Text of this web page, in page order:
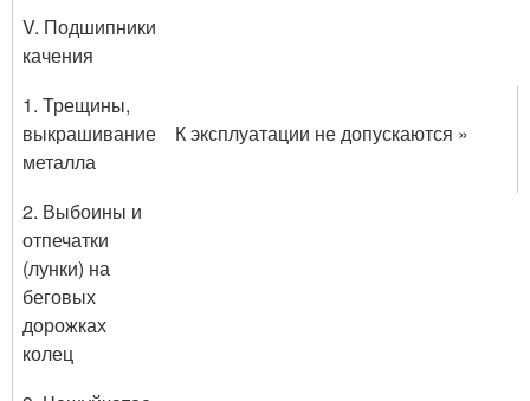
V. Подшипники
качения
1. Трещины,
выкраши­вание
металла
К эксплуатации не допускаются »
2. Выбоины и
отпечат­ки
(лунки) на
беговых
дорожках
колец